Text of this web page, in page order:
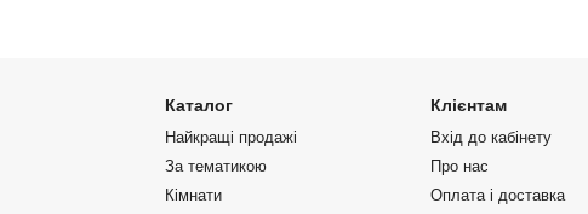
Каталог
Найкращі продажі
За тематикою
Кімнати
Клієнтам
Вхід до кабінету
Про нас
Оплата і доставка